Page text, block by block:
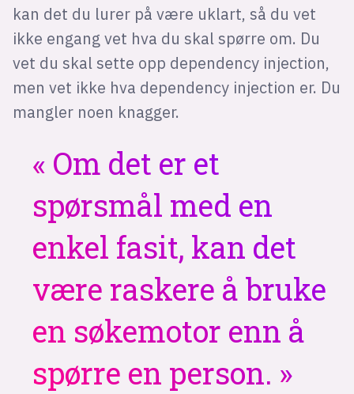
kan det du lurer på være uklart, så du vet
ikke engang vet hva du skal spørre om. Du
vet du skal sette opp dependency injection,
men vet ikke hva dependency injection er. Du
mangler noen knagger.
Om det er et
spørsmål med en
enkel fasit, kan det
være raskere å bruke
en søkemotor enn å
spørre en person.